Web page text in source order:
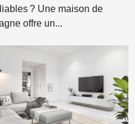
? Une maison de
offre un...